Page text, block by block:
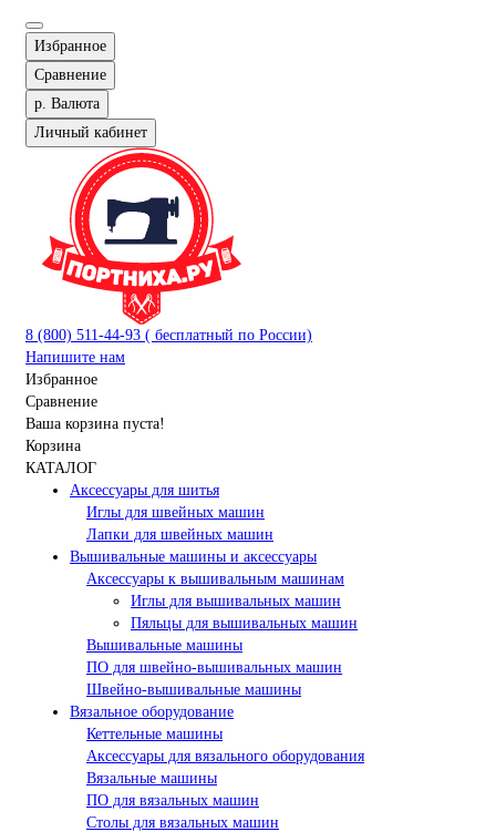
Избранное
Сравнение
р. Валюта
Личный кабинет
8 (800) 511-44-93 ( бесплатный по России)
Напишите нам
Избранное
Сравнение
Ваша корзина пуста!
Корзина
КАТАЛОГ
Аксессуары для шитья
Иглы для швейных машин
Лапки для швейных машин
Вышивальные машины и аксессуары
Аксессуары к вышивальным машинам
Иглы для вышивальных машин
Пяльцы для вышивальных машин
Вышивальные машины
ПО для швейно-вышивальных машин
Швейно-вышивальные машины
Вязальное оборудование
Кеттельные машины
Аксессуары для вязального оборудования
Вязальные машины
ПО для вязальных машин
Столы для вязальных машин